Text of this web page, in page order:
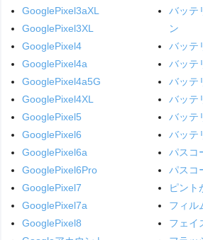
GooglePixel3aXL
GooglePixel3XL
GooglePixel4
GooglePixel4a
GooglePixel4a5G
GooglePixel4XL
GooglePixel5
GooglePixel6
GooglePixel6a
GooglePixel6Pro
GooglePixel7
GooglePixel7a
GooglePixel8
バッテ
ン
バッテ
バッテ
バッテ
バッテ
バッテ
バッテ
パスコ
パスコ
ピント
フィル
フェイ